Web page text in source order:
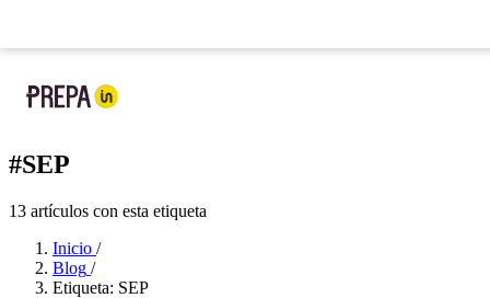
#SEP
13 artículos con esta etiqueta
Inicio /
Blog /
Etiqueta: SEP